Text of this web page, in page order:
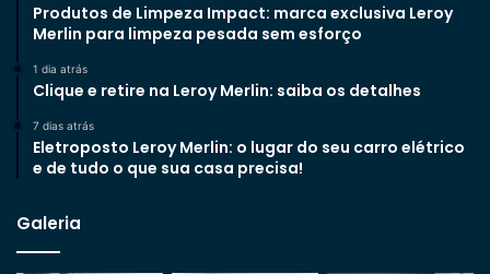
Produtos de Limpeza Impact: marca exclusiva Leroy
Merlin para limpeza pesada sem esforço
1 dia atrás
Clique e retire na Leroy Merlin: saiba os detalhes
7 dias atrás
Eletroposto Leroy Merlin: o lugar do seu carro elétrico
e de tudo o que sua casa precisa!
Galeria